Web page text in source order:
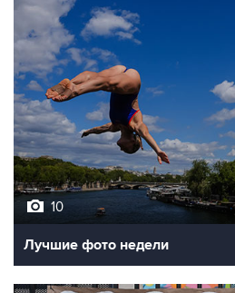
10
Лучшие фото недели